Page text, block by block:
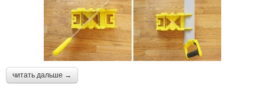
читать дальше →